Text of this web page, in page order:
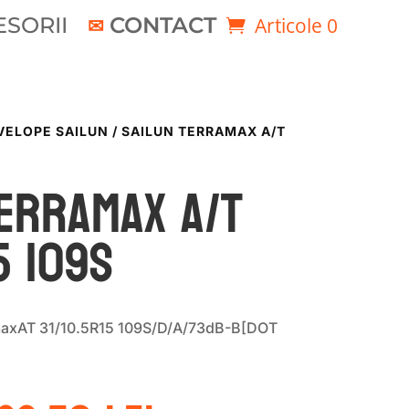
CONTACT Articole 0
SAILUN / SAILUN TERRAMAX A/T
A/T
109S
31/10.5R15 109S/D/A/73dB-B[DOT